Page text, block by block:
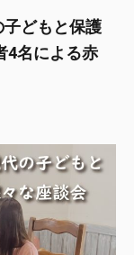
どもと保護
4名による赤